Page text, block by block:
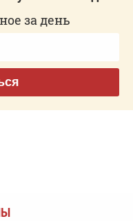
за день